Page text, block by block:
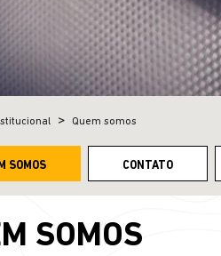
Quem somos
SOMOS CONTATO
SOMOS